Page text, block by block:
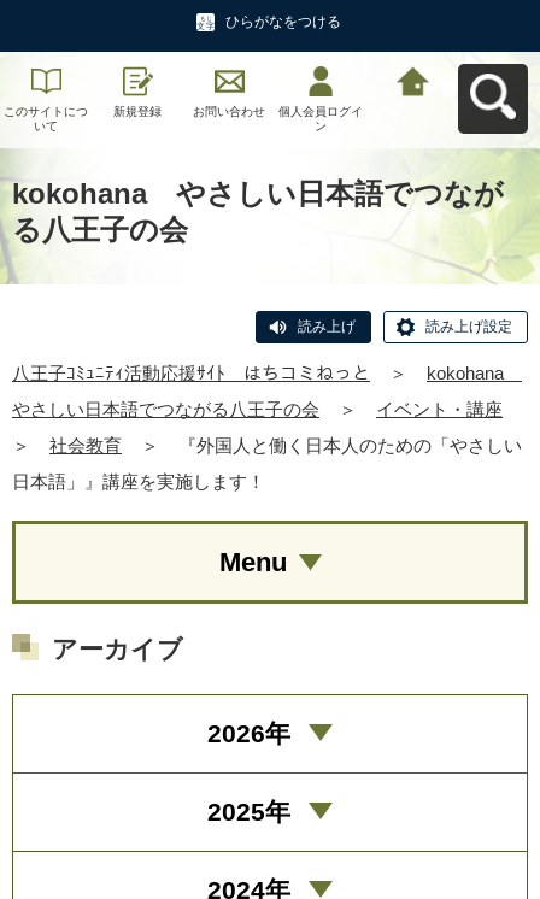
ひらがなをつける
このサイトにつ
いて
新規登録 お問い合わせ
個人会員ログイ
ン
kokohana やさしい日本語でつなが
る八王子の会
読み上げ 読み上げ設定
八王子ｺﾐｭﾆﾃｨ活動応援ｻｲﾄ はちコミねっと ＞
kokohana
やさしい日本語でつながる八王子の会
＞
イベント・講座
＞
社会教育 ＞
『外国人と働く日本人のための「やさしい
日本語」』講座を実施します！
Menu
アーカイブ
2026年
2025年
2024年